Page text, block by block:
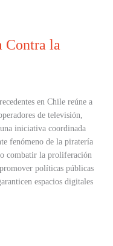
la
en Chile reúne a
de televisión,
iniciativa coordinada
fenómeno de la piratería
combatir la proliferación
políticas públicas
espacios digitales